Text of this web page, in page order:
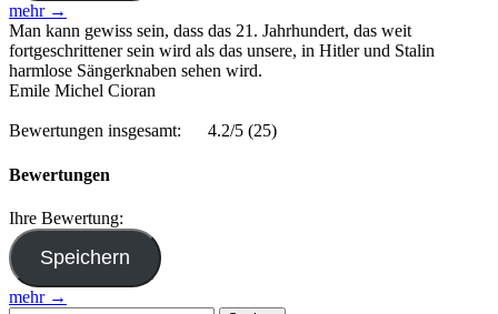
mehr →
Man kann gewiss sein, dass das 21. Jahrhundert, das weit
fortgeschrittener sein wird als das unsere, in Hitler und Stalin
harmlose Sängerknaben sehen wird.
Emile Michel Cioran
Bewertungen insgesamt: 4.2/5 (25)
Bewertungen
Ihre Bewertung:
mehr →